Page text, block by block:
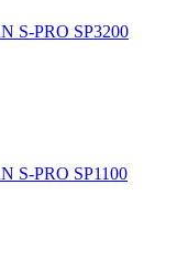
S-PRO SP3200
S-PRO SP1100